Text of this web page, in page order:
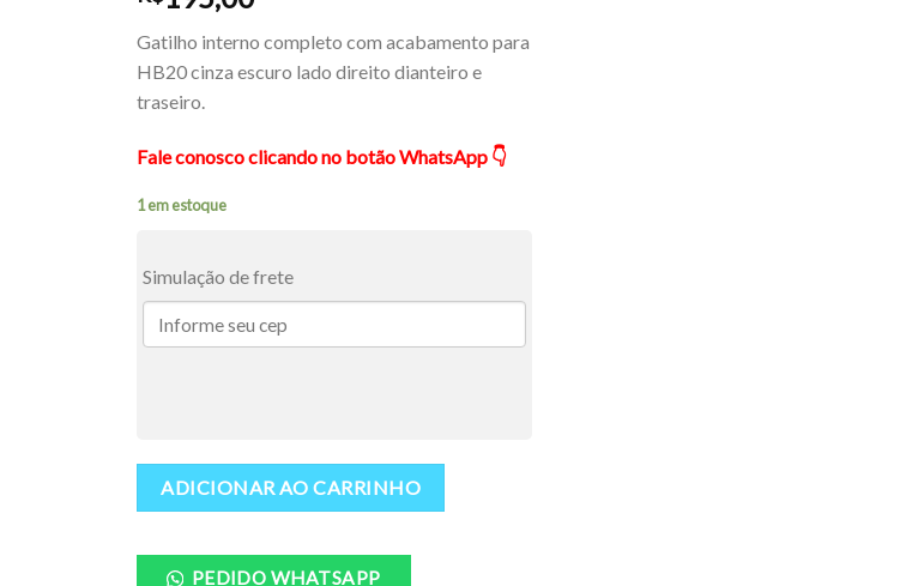
Gatilho interno completo com acabamento para
HB20 cinza escuro lado direito dianteiro e
traseiro.
Fale conosco clicando no botão WhatsApp 👇
1 em estoque
Simulação de frete
ADICIONAR AO CARRINHO
PEDIDO WHATSAPP